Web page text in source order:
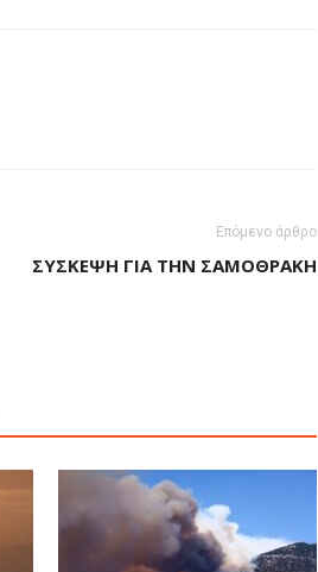
Επόμενο άρθρο
ΣΎΣΚΕΨΗ ΓΙΑ ΤΗΝ ΣΑΜΟΘΡΆΚΗ